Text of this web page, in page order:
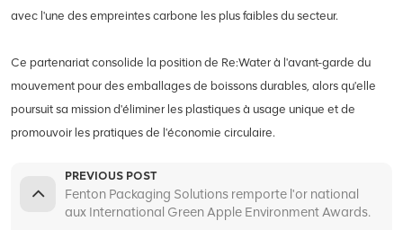
avec l'une des empreintes carbone les plus faibles du secteur.
Ce partenariat consolide la position de Re:Water à l'avant-garde du
mouvement pour des emballages de boissons durables, alors qu'elle
poursuit sa mission d'éliminer les plastiques à usage unique et de
promouvoir les pratiques de l'économie circulaire.
PREVIOUS POST
Fenton Packaging Solutions remporte l'or national
aux International Green Apple Environment Awards.